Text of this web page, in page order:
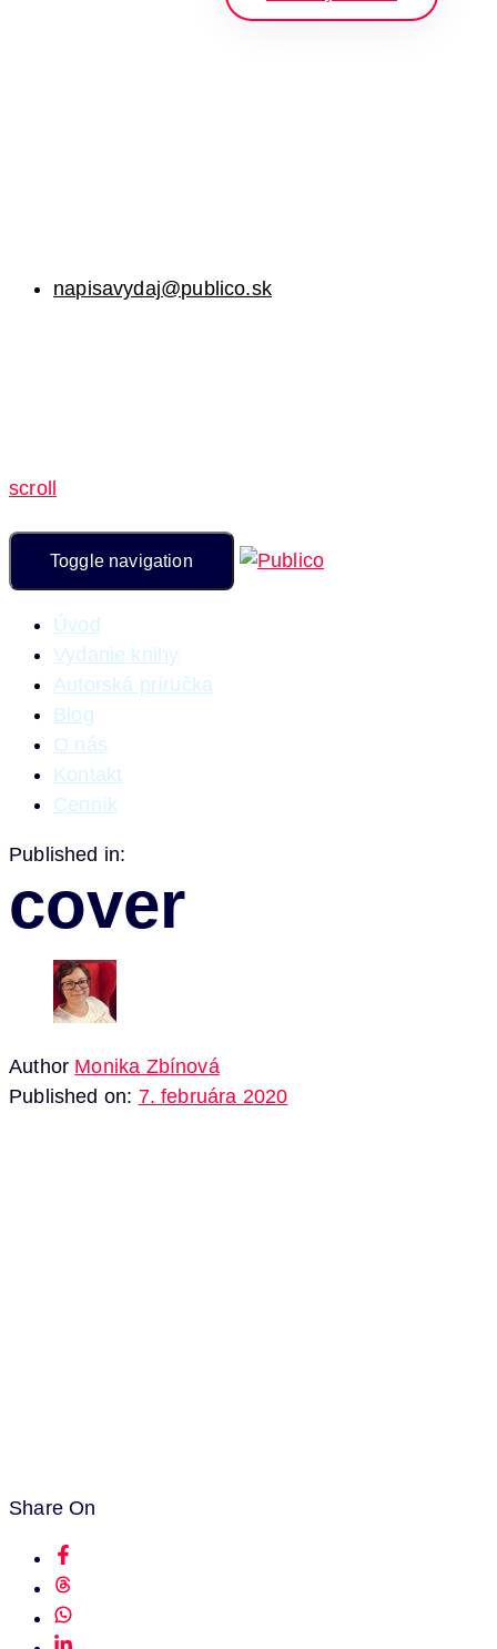
napisavydaj@publico.sk
scroll
Toggle navigation
Úvod
Vydanie knihy
Autorská príručka
Blog
O nás
Kontakt
Cenník
Published in:
cover
Author Monika Zbínová
Published on: 7. februára 2020
Share On